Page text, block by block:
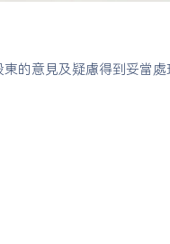
的意見及疑慮得到妥當